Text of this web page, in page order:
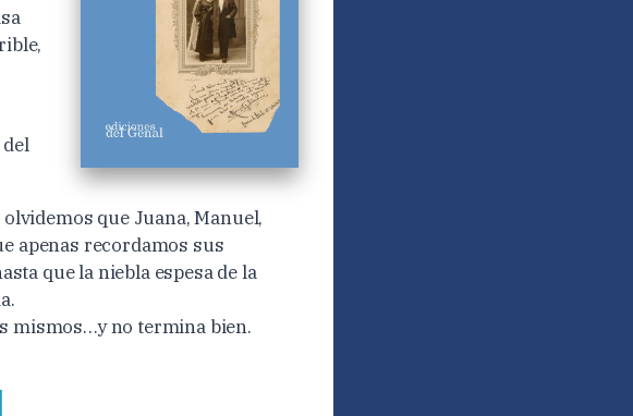
que Juana, Manuel,
apenas recordamos sus
que la niebla espesa de la
mismos…y no termina bien.